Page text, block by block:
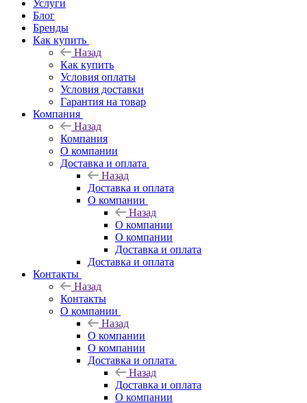
Услуги
Блог
Бренды
Как купить
Назад
Как купить
Условия оплаты
Условия доставки
Гарантия на товар
Компания
Назад
Компания
О компании
Доставка и оплата
Назад
Доставка и оплата
О компании
Назад
О компании
О компании
Доставка и оплата
Доставка и оплата
Контакты
Назад
Контакты
О компании
Назад
О компании
О компании
Доставка и оплата
Назад
Доставка и оплата
О компании